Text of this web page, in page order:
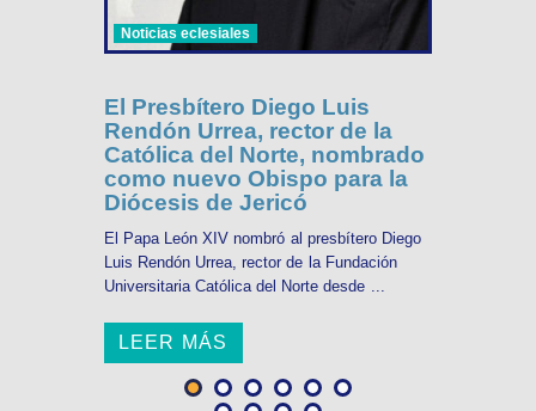
Noticias eclesiales
El Presbítero Diego Luis
Rendón Urrea, rector de la
Católica del Norte, nombrado
como nuevo Obispo para la
Diócesis de Jericó
El Papa León XIV nombró al presbítero Diego
Luis Rendón Urrea, rector de la Fundación
Universitaria Católica del Norte desde ...
LEER MÁS